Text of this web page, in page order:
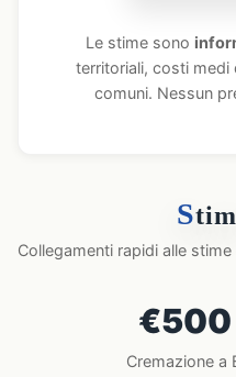
Le stime sono
territoriali, costi medi
comuni. Nessun
S
Collegamenti rapidi alle
€500
Cremazione a